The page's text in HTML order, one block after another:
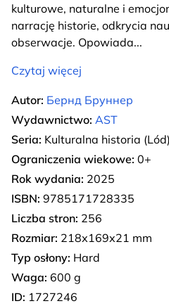
kulturowe, naturalne i
narrację historie, odkrycia
obserwacje. Opowiada...
Czytaj więcej
Autor: Бернд Бруннер
Wydawnictwo: AST
Seria: Kulturalna historia (Lód)
Ograniczenia wiekowe: 0+
Rok wydania: 2025
ISBN: 9785171728335
Liczba stron: 256
Rozmiar: 218х169х21 mm
Typ osłony: Hard
Waga: 600 g
ID: 1727246